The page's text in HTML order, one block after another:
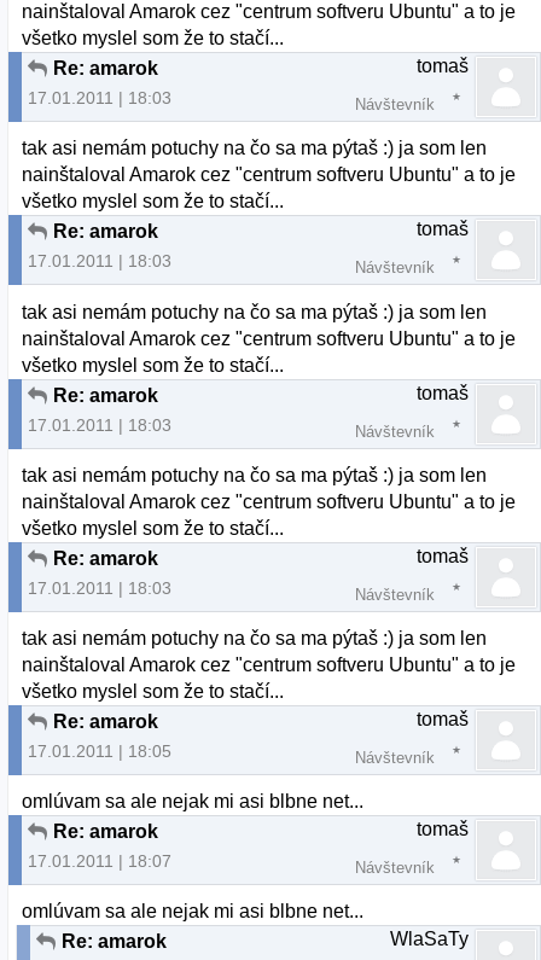
nainštaloval Amarok cez "centrum softveru Ubuntu" a to je
všetko myslel som že to stačí...
Re: amarok
17.01.2011 | 18:03
tomaš
Návštevník
tak asi nemám potuchy na čo sa ma pýtaš :) ja som len
nainštaloval Amarok cez "centrum softveru Ubuntu" a to je
všetko myslel som že to stačí...
Re: amarok
17.01.2011 | 18:03
tomaš
Návštevník
tak asi nemám potuchy na čo sa ma pýtaš :) ja som len
nainštaloval Amarok cez "centrum softveru Ubuntu" a to je
všetko myslel som že to stačí...
Re: amarok
17.01.2011 | 18:03
tomaš
Návštevník
tak asi nemám potuchy na čo sa ma pýtaš :) ja som len
nainštaloval Amarok cez "centrum softveru Ubuntu" a to je
všetko myslel som že to stačí...
Re: amarok
17.01.2011 | 18:03
tomaš
Návštevník
tak asi nemám potuchy na čo sa ma pýtaš :) ja som len
nainštaloval Amarok cez "centrum softveru Ubuntu" a to je
všetko myslel som že to stačí...
Re: amarok
17.01.2011 | 18:05
tomaš
Návštevník
omlúvam sa ale nejak mi asi blbne net...
Re: amarok
17.01.2011 | 18:07
tomaš
Návštevník
omlúvam sa ale nejak mi asi blbne net...
Re: amarok
WlaSaTy